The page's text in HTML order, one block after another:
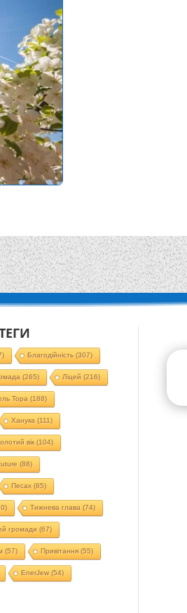
Благодійність (307)
(265) Ліцей (216)
Тора (188)
Ханука (111)
вік(104)
(88)
Песах(85)
Тижнева глава (74)
громади (67)
(57) Привітання(55)
EnerJew(54)